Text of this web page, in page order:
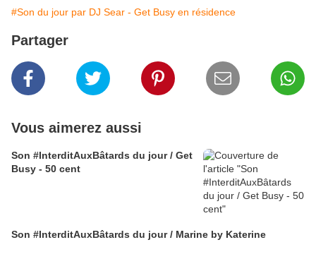
#Son du jour par DJ Sear - Get Busy en résidence
Partager
Vous aimerez aussi
Son #InterditAuxBâtards du jour / Get
Busy - 50 cent
Son #InterditAuxBâtards du jour / Marine by Katerine